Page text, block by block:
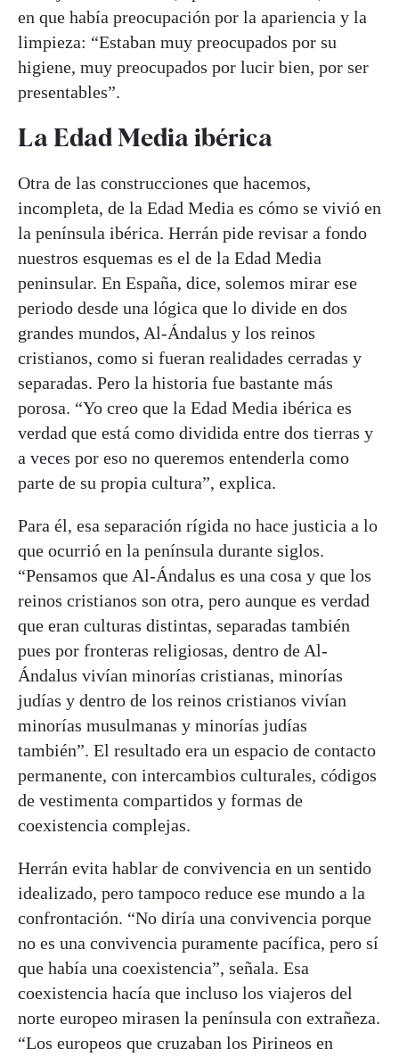
en que había preocupación por la apariencia y la
limpieza: “Estaban muy preocupados por su
higiene, muy preocupados por lucir bien, por ser
presentables”.
La Edad Media ibérica
Otra de las construcciones que hacemos,
incompleta, de la Edad Media es cómo se vivió en
la península ibérica. Herrán pide revisar a fondo
nuestros esquemas es el de la Edad Media
peninsular. En España, dice, solemos mirar ese
periodo desde una lógica que lo divide en dos
grandes mundos, Al-Ándalus y los reinos
cristianos, como si fueran realidades cerradas y
separadas. Pero la historia fue bastante más
porosa. “Yo creo que la Edad Media ibérica es
verdad que está como dividida entre dos tierras y
a veces por eso no queremos entenderla como
parte de su propia cultura”, explica.
Para él, esa separación rígida no hace justicia a lo
que ocurrió en la península durante siglos.
“Pensamos que Al-Ándalus es una cosa y que los
reinos cristianos son otra, pero aunque es verdad
que eran culturas distintas, separadas también
pues por fronteras religiosas, dentro de Al-
Ándalus vivían minorías cristianas, minorías
judías y dentro de los reinos cristianos vivían
minorías musulmanas y minorías judías
también”. El resultado era un espacio de contacto
permanente, con intercambios culturales, códigos
de vestimenta compartidos y formas de
coexistencia complejas.
Herrán evita hablar de convivencia en un sentido
idealizado, pero tampoco reduce ese mundo a la
confrontación. “No diría una convivencia porque
no es una convivencia puramente pacífica, pero sí
que había una coexistencia”, señala. Esa
coexistencia hacía que incluso los viajeros del
norte europeo mirasen la península con extrañeza.
“Los europeos que cruzaban los Pirineos en